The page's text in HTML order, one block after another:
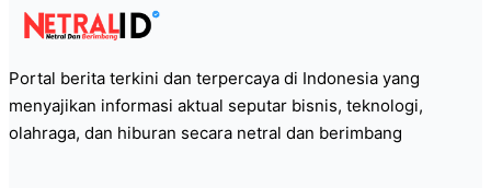
Portal berita terkini dan terpercaya di Indonesia yang
menyajikan informasi aktual seputar bisnis, teknologi,
olahraga, dan hiburan secara netral dan berimbang